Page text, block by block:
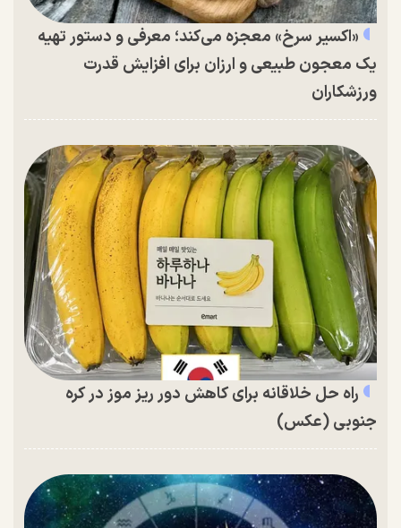
«اکسیر سرخ» معجزه می‌کند؛ معرفی و دستور تهیه
یک معجون طبیعی و ارزان برای افزایش قدرت
ورزشکاران
راه حل خلاقانه برای کاهش دور ریز موز در کره
جنوبی (عکس)